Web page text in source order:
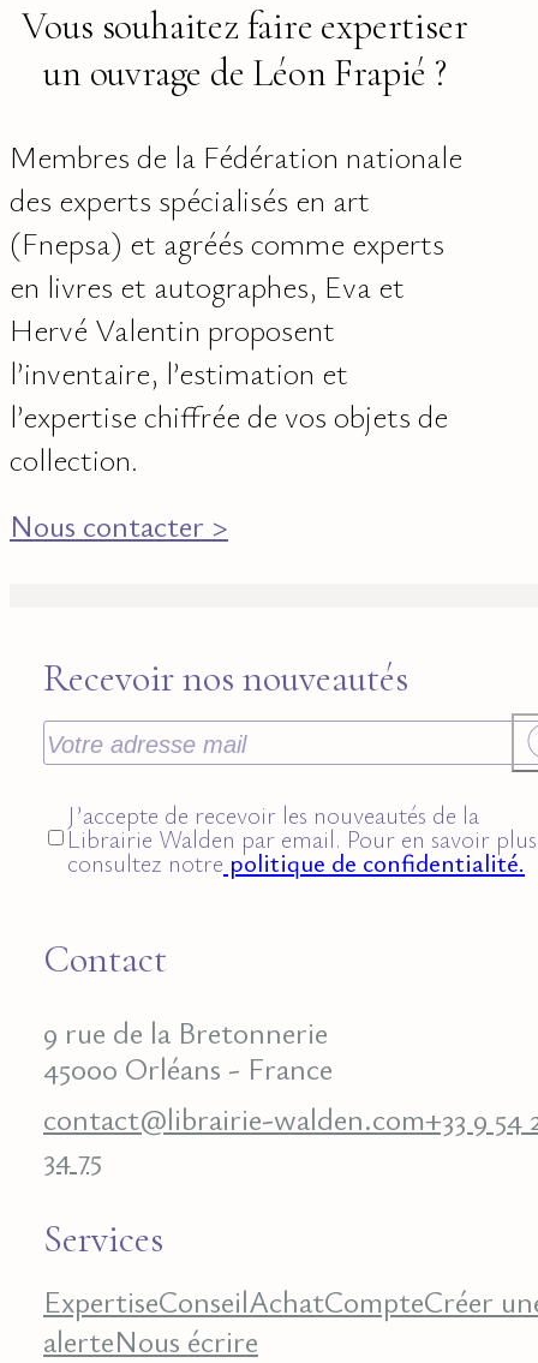
Vous souhaitez faire expertiser
un ouvrage de Léon Frapié ?
Membres de la Fédération nationale
des experts spécialisés en art
(Fnepsa) et agréés comme experts
en livres et autographes, Eva et
Hervé Valentin proposent
l’inventaire, l’estimation et
l’expertise chiffrée de vos objets de
collection.
Nous contacter >
Recevoir nos nouveautés
J’accepte de recevoir les nouveautés de la
Librairie Walden par email. Pour en savoir
consultez notre politique de confidentialité.
Contact
9 rue de la Bretonnerie
45000 Orléans - France
contact@librairie-walden.com+33 9 54
34 75
Services
ExpertiseConseilAchatCompteCréer
alerteNous écrire